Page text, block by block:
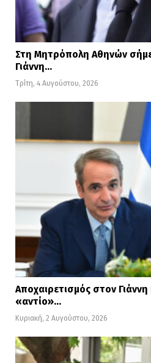
Στη Μητρόπολη Αθηνών
Γιάννη…
Τρίτη, 4 Αυγούστου, 2026
Αποχαιρετισμός στον
«αντίο»…
Κυριακή, 2 Αυγούστου, 2026